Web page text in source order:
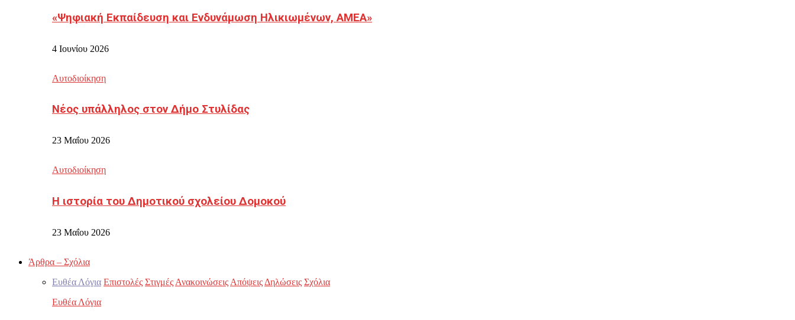
«Ψηφιακή Εκπαίδευση και Ενδυνάμωση Ηλικιωμένων, ΑΜΕΑ»
4 Ιουνίου 2026
Αυτοδιοίκηση
Νέος υπάλληλος στον Δήμο Στυλίδας
23 Μαΐου 2026
Αυτοδιοίκηση
Η ιστορία του Δημοτικού σχολείου Δομοκού
23 Μαΐου 2026
Άρθρα – Σχόλια
Ευθέα Λόγια Επιστολές Στιγμές Ανακοινώσεις Απόψεις Δηλώσεις Σχόλια
Ευθέα Λόγια